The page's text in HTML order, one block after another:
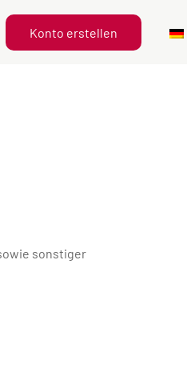
Konto erstellen
sonstiger